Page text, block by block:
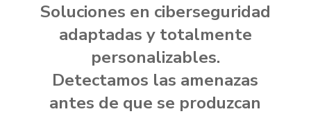
Soluciones en ciberseguridad
adaptadas y totalmente
personalizables.
Detectamos las amenazas
antes de que se produzcan